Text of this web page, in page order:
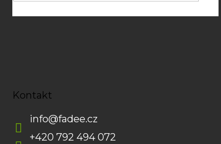
u
Kontakt
info@fadee.cz
+420 792 494 072